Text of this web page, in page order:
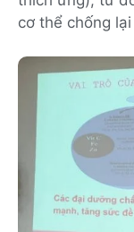
cơ thể chống